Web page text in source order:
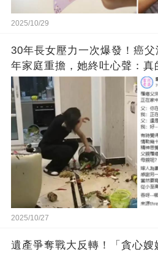
2025/10/29
30年長女壓力一次爆發！癌
年家庭重擔，她終吐心聲：真
2025/10/27
遺產爭奪戰大反轉！「貪心嫂